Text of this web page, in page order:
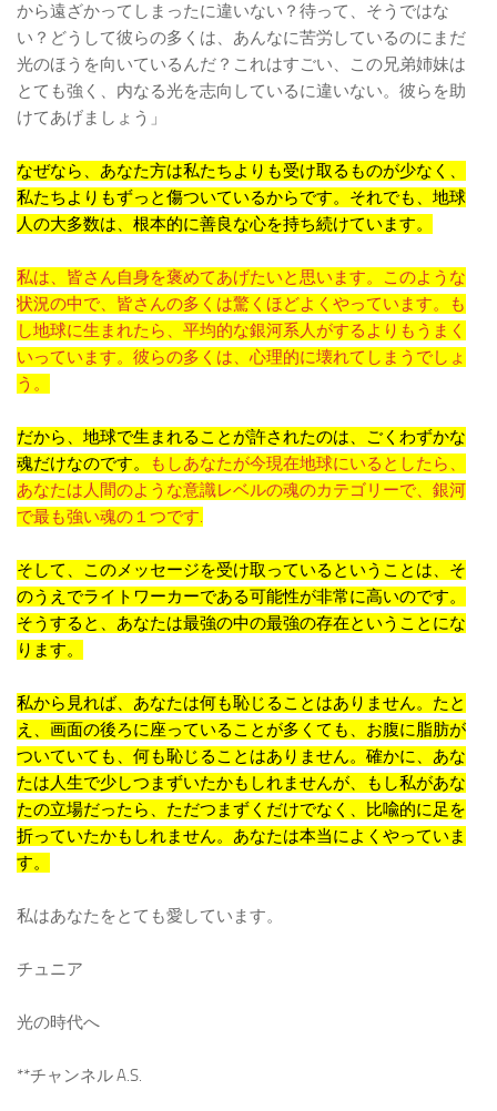
から遠ざかってしまったに違いない？待って、そうではな
い？どうして彼らの多くは、あんなに苦労しているのにまだ
光のほうを向いているんだ？これはすごい、この兄弟姉妹は
とても強く、内なる光を志向しているに違いない。彼らを助
けてあげましょう」
なぜなら、あなた方は私たちよりも受け取るものが少なく、
私たちよりもずっと傷ついているからです。それでも、地球
人の大多数は、根本的に善良な心を持ち続けています。
私は、皆さん自身を褒めてあげたいと思います。このような
状況の中で、皆さんの多くは驚くほどよくやっています。も
し地球に生まれたら、平均的な銀河系人がするよりもうまく
いっています。彼らの多くは、心理的に壊れてしまうでしょ
う。
だから、地球で生まれることが許されたのは、ごくわずかな
魂だけなのです。
もしあなたが今現在地球にいるとしたら、
あなたは人間のような意識レベルの魂のカテゴリーで、銀河
で最も強い魂の１つです.
そして、このメッセージを受け取っているということは、そ
のうえでライトワーカーである可能性が非常に高いのです。
そうすると、あなたは最強の中の最強の存在ということにな
ります。
私から見れば、あなたは何も恥じることはありません。たと
え、画面の後ろに座っていることが多くても、お腹に脂肪が
ついていても、何も恥じることはありません。確かに、あな
たは人生で少しつまずいたかもしれませんが、もし私があな
たの立場だったら、ただつまずくだけでなく、比喩的に足を
折っていたかもしれません。あなたは本当によくやっていま
す。
私はあなたをとても愛しています。
チュニア
光の時代へ
**チャンネル A.S.